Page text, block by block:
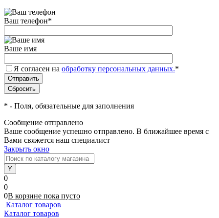
Ваш телефон*
Ваше имя
Я согласен на обработку персональных данных.*
* - Поля, обязательные для заполнения
Сообщение отправлено
Ваше сообщение успешно отправлено. В ближайшее время с
Вами свяжется наш специалист
Закрыть окно
0
0
0В корзине пока пусто
Каталог товаров
Каталог товаров